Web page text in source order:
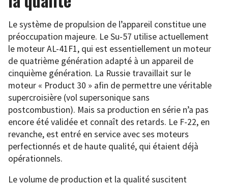
Le système de propulsion de l’appareil constitue une
préoccupation majeure. Le Su-57 utilise actuellement
le moteur AL-41F1, qui est essentiellement un moteur
de quatrième génération adapté à un appareil de
cinquième génération. La Russie travaillait sur le
moteur « Product 30 » afin de permettre une véritable
supercroisière (vol supersonique sans
postcombustion). Mais sa production en série n’a pas
encore été validée et connaît des retards. Le F-22, en
revanche, est entré en service avec ses moteurs
perfectionnés et de haute qualité, qui étaient déjà
opérationnels.
Le volume de production et la qualité suscitent